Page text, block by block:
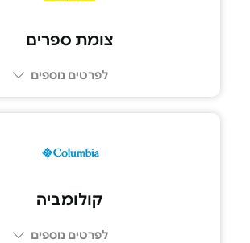
צומת ספרים
לפרטים נוספים
קולומביה
לפרטים נוספים